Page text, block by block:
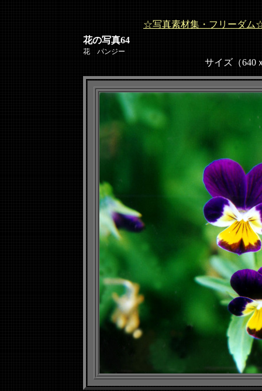
☆写真素材集・フリーダム
花の写真64
花 パンジー
サイズ（640ｘ